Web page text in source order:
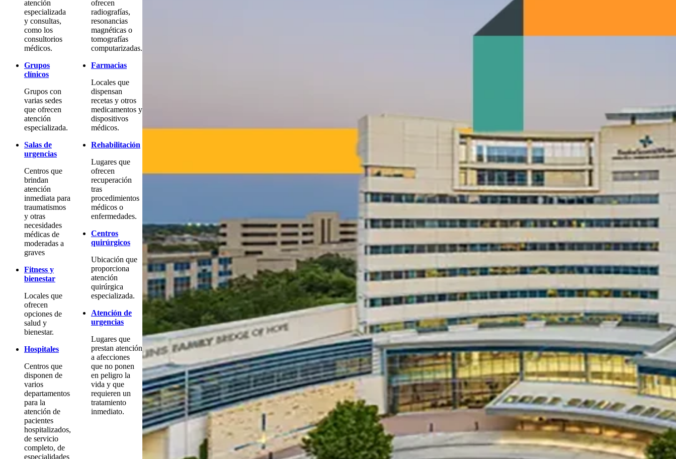
atención
especializada
y consultas,
como los
consultorios
médicos.
Grupos
clínicos
Grupos con
varias sedes
que ofrecen
atención
especializada.
Salas de
urgencias
Centros que
brindan
atención
inmediata para
traumatismos
y otras
necesidades
médicas de
moderadas a
graves
Fitness y
bienestar
Locales que
ofrecen
opciones de
salud y
bienestar.
Hospitales
Centros que
disponen de
varios
departamentos
para la
atención de
pacientes
hospitalizados,
de servicio
completo, de
especialidades
ofrecen
radiografías,
resonancias
magnéticas o
tomografías
computarizadas.
Farmacias
Locales que
dispensan
recetas y otros
medicamentos y
dispositivos
médicos.
Rehabilitación
Lugares que
ofrecen
recuperación
tras
procedimientos
médicos o
enfermedades.
Centros
quirúrgicos
Ubicación que
proporciona
atención
quirúrgica
especializada.
Atención de
urgencias
Lugares que
prestan atención
a afecciones
que no ponen
en peligro la
vida y que
requieren un
tratamiento
inmediato.